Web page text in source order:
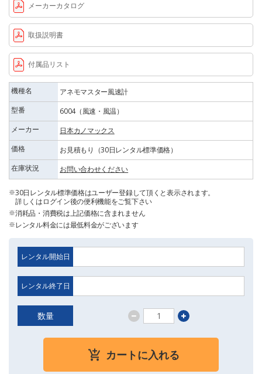
メーカーカタログ
取扱説明書
付属品リスト
機種名
アネモマスター風速計
型番
6004（風速・風温）
メーカー
日本カノマックス
価格
お見積もり（30日レンタル標準価格）
在庫状況
お問い合わせください
30日レンタル標準価格はユーザー登録して頂くと表示されます。
詳しくはログイン後の便利機能をご覧下さい
消耗品・消費税は上記価格に含まれません
レンタル料金には最低料金がございます
レンタル開始日
レンタル終了日
数量
カートに入れる